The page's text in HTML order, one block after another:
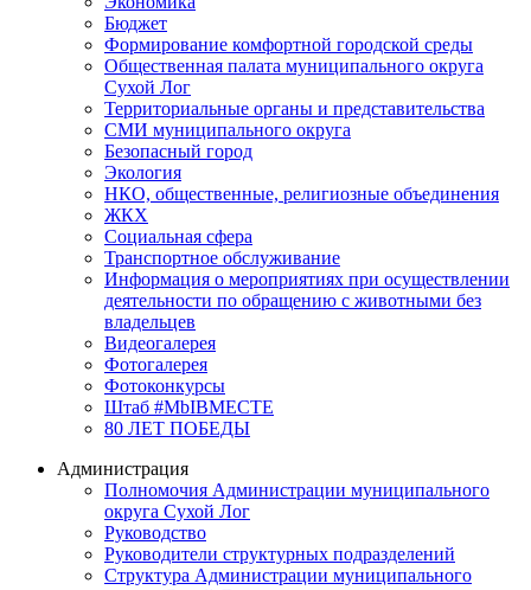
Бюджет
Формирование комфортной городской среды
Общественная палата муниципального округа
Сухой Лог
Территориальные органы и представительства
СМИ муниципального округа
Безопасный город
Экология
НКО, общественные, религиозные объединения
ЖКХ
Социальная сфера
Транспортное обслуживание
Информация о мероприятиях при осуществлении
деятельности по обращению с животными без
владельцев
Видеогалерея
Фотогалерея
Фотоконкурсы
Штаб #MbIBMECTE
80 ЛЕТ ПОБЕДЫ
Администрация
Полномочия Администрации муниципального
округа Сухой Лог
Руководство
Руководители структурных подразделений
Структура Администрации муниципального